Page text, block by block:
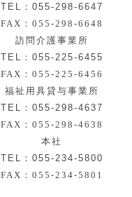
TEL：055-298-6647
FAX：055-298-6648
訪問介護事業所
TEL：055-225-6455
FAX：055-225-6456
福祉用具貸与事業所
TEL：055-298-4637
FAX：055-298-4638
本社
TEL：055-234-5800
FAX：055-234-5801